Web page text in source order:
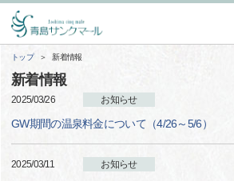
トップ 新着情報
新着情報
2025/03/26 お知らせ
GW期間の温泉料金について（4/26～5/6）
2025/03/11 お知らせ